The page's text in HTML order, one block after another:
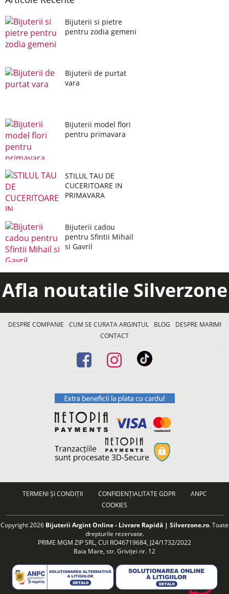
Bijuterii si pietre
pentru zodia gemeni
Bijuterii de purtat
vara
Bijuterii model flori
pentru primavara
STILUL TAU DE
CUCERITOARE IN
PRIMAVARA
Bijuterii cadou
pentru Sfintii Mihail
si Gavril
Afla noutatile Silverzone
DESPRE COMPANIE CUM SE CURATA ARGINTUL BLOG
DESPRE MARIMI
CONTACT
TERMENI ȘI CONDIȚII CONFIDENȚIALITATE GDPR
ANPC
COOKIES
Copyright 2026 Bijuterii Argint Online - Livrare Rapidă | Silverzone.ro. Toate
drepturile rezervate.
PRIME MGM ZIP SRL, CUI RO46719684, J24/1732/2022
Baia Mare, str. Griviței nr. 12